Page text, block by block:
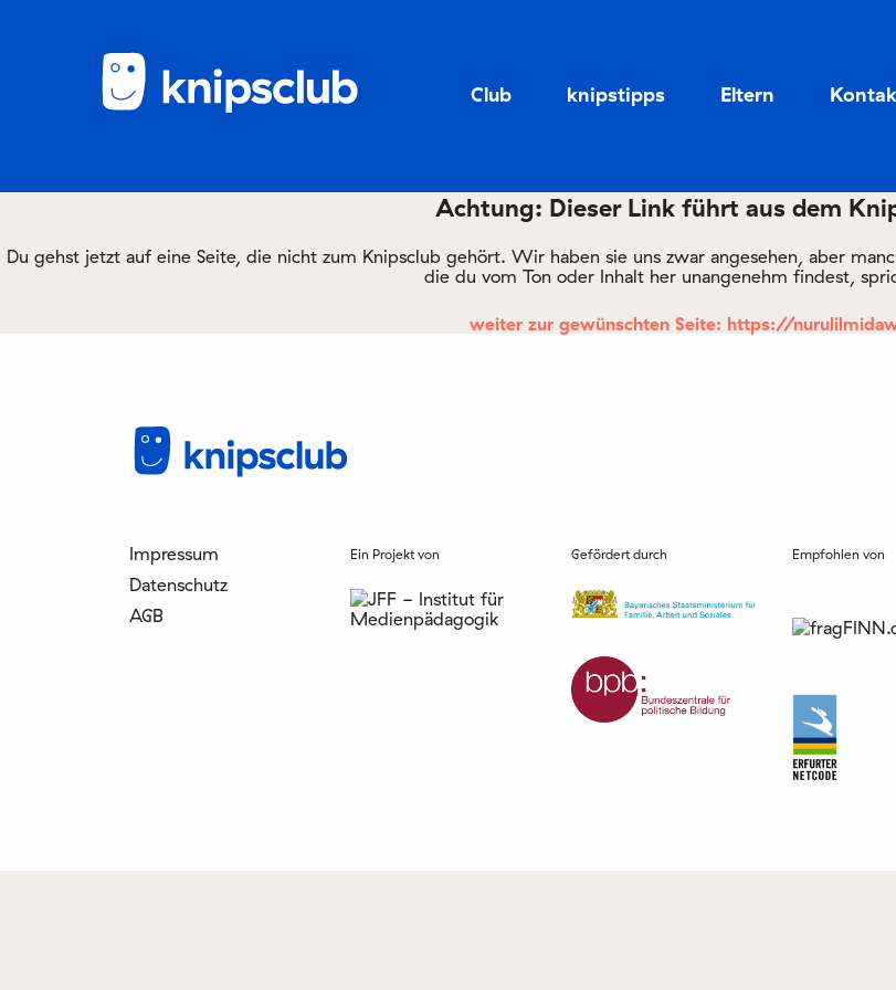
Club knipstipps Eltern
Achtung: Dieser Link führt aus dem
Du gehst jetzt auf eine Seite, die nicht zum Knipsclub gehört. Wir haben sie uns zwar angesehen, aber
die du vom Ton oder Inhalt her unangenehm findest,
weiter zur gewünschten Seite: https://
Impressum
Datenschutz
AGB
Ein Projekt von Gefördert durch Empfohlen von